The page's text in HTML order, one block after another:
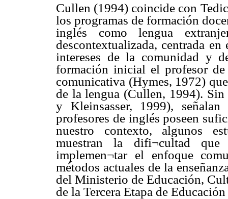
Cullen (1994) coincide con
los programas de formación
inglés como lengua
descontextualizada, centrada
intereses de la comunidad y
formación inicial el profesor de
comunicativa (Hymes, 1972)
de la lengua (Cullen, 1994).
y Kleinsasser, 1999),
profesores de inglés poseen
nuestro contexto, algunos
muestran la difi¬cultad
implemen¬tar el enfoque
métodos actuales de la
del Ministerio de Educación,
de la Tercera Etapa de